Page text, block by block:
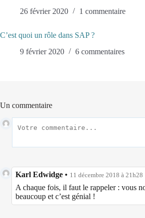
26 février 2020
1 commentaire
C’est quoi un rôle dans SAP ?
9 février 2020
6 commentaires
Un commentaire
Karl Edwidge • 11 décembre 2018 à 21h28
A chaque fois, il faut le rappeler : vous
beaucoup et c’est génial !